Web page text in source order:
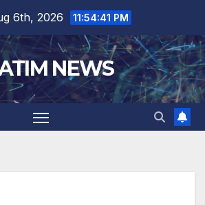
6th, 2026 11:54:42 PM
NEWS